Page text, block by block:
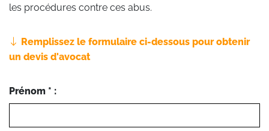
les procédures contre ces abus.
Remplissez le formulaire ci-dessous pour obtenir
un devis d'avocat
Prénom * :